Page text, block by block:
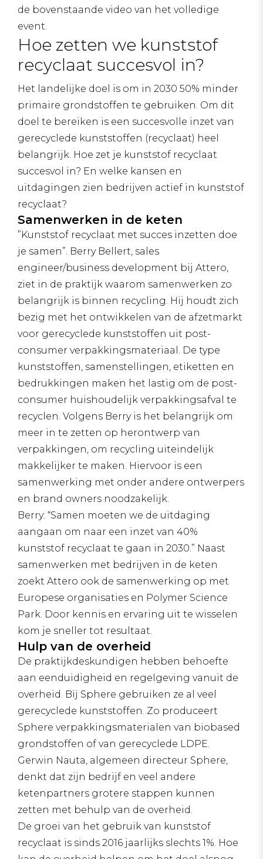
de bovenstaande video van het volledige
event.
Hoe zetten we kunststof
recyclaat succesvol in?
Het landelijke doel is om in 2030 50% minder
primaire grondstoffen te gebruiken. Om dit
doel te bereiken is een succesvolle inzet van
gerecyclede kunststoffen (recyclaat) heel
belangrijk. Hoe zet je kunststof recyclaat
succesvol in? En welke kansen en
uitdagingen zien bedrijven actief in kunststof
recyclaat?
Samenwerken in de keten
”Kunststof recyclaat met succes inzetten doe
je samen”. Berry Bellert, sales
engineer/business development bij Attero,
ziet in de praktijk waarom samenwerken zo
belangrijk is binnen recycling. Hij houdt zich
bezig met het ontwikkelen van de afzetmarkt
voor gerecyclede kunststoffen uit post-
consumer verpakkingsmateriaal. De type
kunststoffen, samenstellingen, etiketten en
bedrukkingen maken het lastig om de post-
consumer huishoudelijk verpakkingsafval te
recyclen. Volgens Berry is het belangrijk om
meer in te zetten op herontwerp van
verpakkingen, om recycling uiteindelijk
makkelijker te maken. Hiervoor is een
samenwerking met onder andere ontwerpers
en brand owners noodzakelijk.
Berry: “Samen moeten we de uitdaging
aangaan om naar een inzet van 40%
kunststof recyclaat te gaan in 2030.” Naast
samenwerken met bedrijven in de keten
zoekt Attero ook de samenwerking op met
Europese organisaties en Polymer Science
Park. Door kennis en ervaring uit te wisselen
kom je sneller tot resultaat.
Hulp van de overheid
De praktijkdeskundigen hebben behoefte
aan eenduidigheid en regelgeving vanuit de
overheid. Bij Sphere gebruiken ze al veel
gerecyclede kunststoffen. Zo produceert
Sphere verpakkingsmaterialen van biobased
grondstoffen of van gerecyclede LDPE.
Gerwin Nauta, algemeen directeur Sphere,
denkt dat zijn bedrijf en veel andere
ketenpartners grotere stappen kunnen
zetten met behulp van de overheid.
De groei van het gebruik van kunststof
recyclaat is sinds 2016 jaarlijks slechts 1%. Hoe